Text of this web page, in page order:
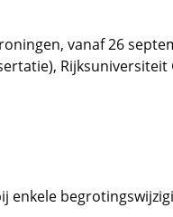
vanaf 26
Rijksuniversiteit
enkele